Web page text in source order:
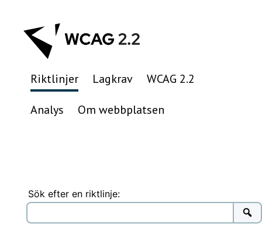
innehåll
Riktlinjer Lagkrav WCAG 2.2
Analys Om webbplatsen
Sök efter en riktlinje: